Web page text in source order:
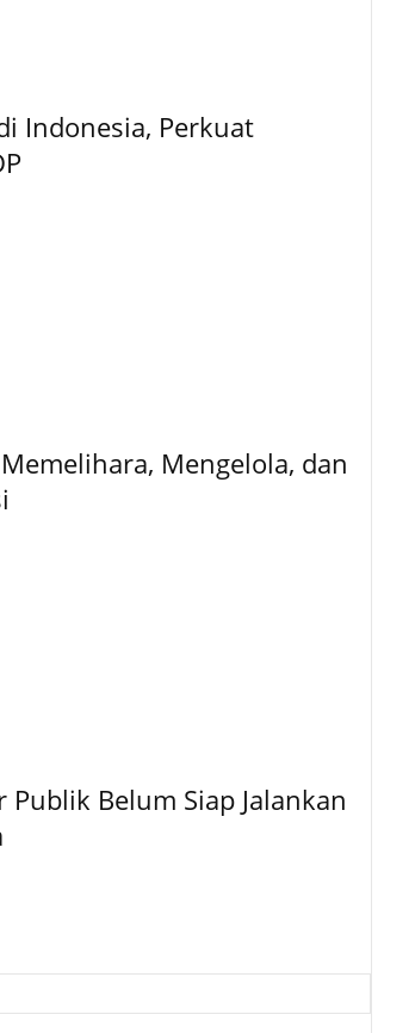
Indonesia, Perkuat
Mengelola, dan
Belum Siap Jalankan